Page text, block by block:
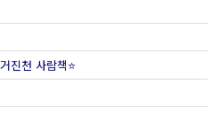
진천 사람책⭐